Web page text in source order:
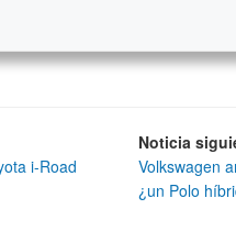
i-Road
Noticia
Volkswagen
¿un Polo